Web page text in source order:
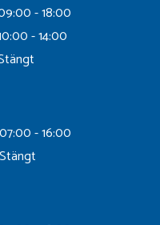
- 18:00
- 14:00
07:00 - 16:00
Stängt